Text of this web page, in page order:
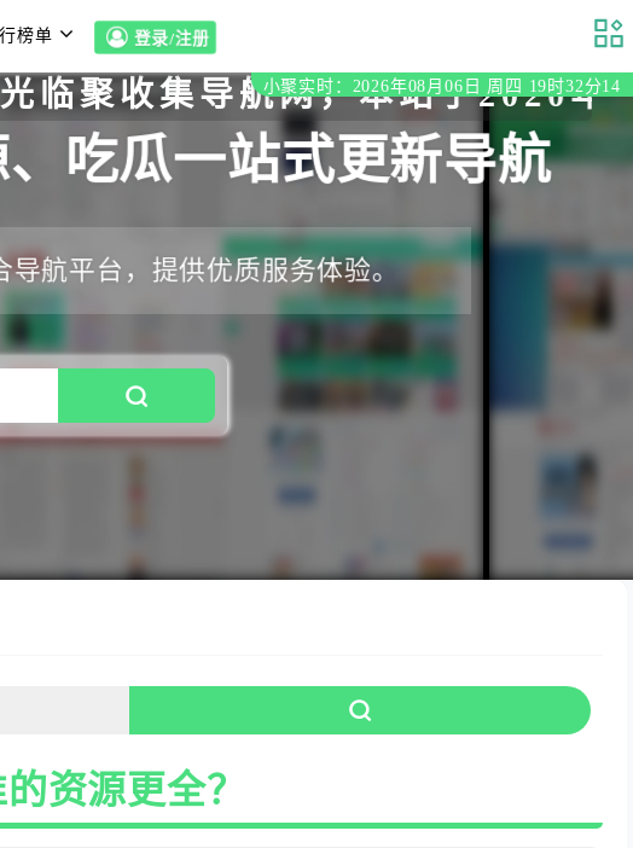
榜单 登录/注册
小聚实时：2026年08月06日 周四 19时32分15
导航网，本站于2020年初立至今
吃瓜一站式更新导航
导航平台，提供优质服务体验。
资源更全？